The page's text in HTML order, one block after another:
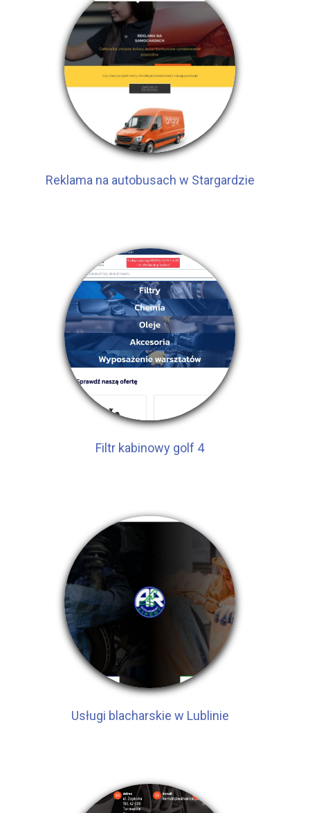
Reklama na autobusach w Stargardzie
Filtr kabinowy golf 4
Usługi blacharskie w Lublinie